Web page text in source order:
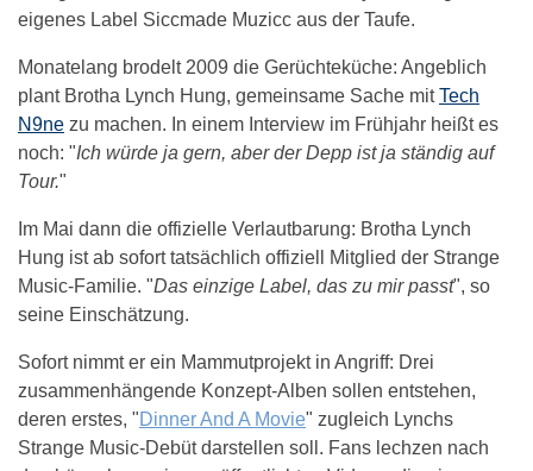
eigenes Label Siccmade Muzicc aus der Taufe.
Monatelang brodelt 2009 die Gerüchteküche: Angeblich
plant Brotha Lynch Hung, gemeinsame Sache mitTech
N9ne zu machen. In einem Interview im Frühjahr heißt es
noch: "Ich würde ja gern, aber der Depp ist ja ständig auf
Tour."
Im Mai dann die offizielle Verlautbarung: Brotha Lynch
Hung ist ab sofort tatsächlich offiziell Mitglied der Strange
Music-Familie. "Das einzige Label, das zu mir passt", so
seine Einschätzung.
Sofort nimmt er ein Mammutprojekt in Angriff: Drei
zusammenhängende Konzept-Alben sollen entstehen,
deren erstes, "Dinner And A Movie" zugleich Lynchs
Strange Music-Debüt darstellen soll. Fans lechzen nach